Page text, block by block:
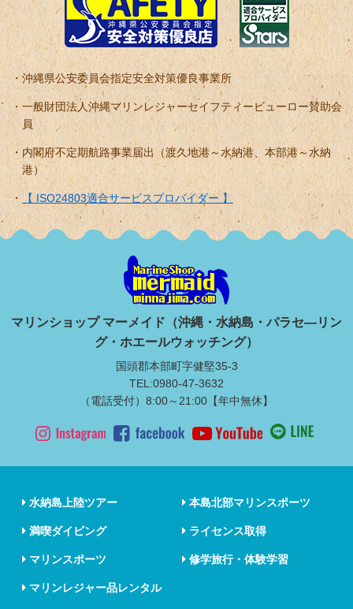
沖縄県公安委員会指定安全対策優良事業所
一般財団法人沖縄マリンレジャーセイフティービューロー賛助会
員
内閣府不定期航路事業届出（渡久地港～水納港、本部港～水納
港）
【 ISO24803適合サービスプロバイダー 】
マリンショップ マーメイド（沖縄・水納島・パラセ―リン
グ・ホエールウォッチング）
国頭郡本部町字健堅35-3
TEL:0980-47-3632
（電話受付）8:00～21:00【年中無休】
水納島上陸ツアー 本島北部マリンスポーツ
満喫ダイビング ライセンス取得
マリンスポーツ 修学旅行・体験学習
マリンレジャー品レンタル